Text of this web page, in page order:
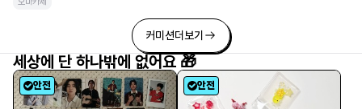
오마카세
커미션더보기